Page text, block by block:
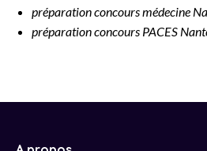
préparation concours médecine
préparation concours PACES